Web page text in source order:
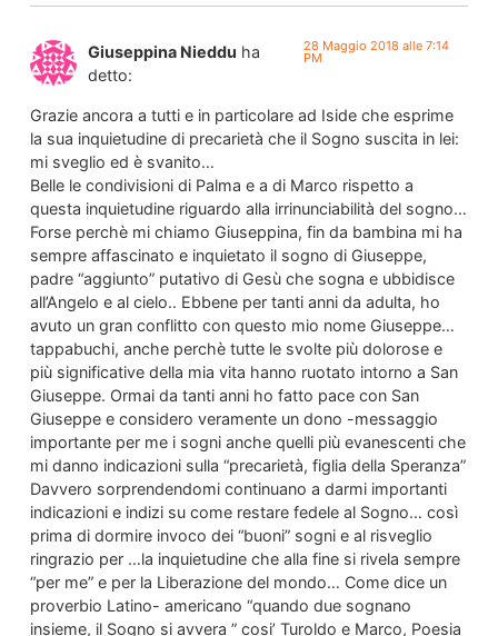
Giuseppina Nieddu ha
detto:
28 Maggio 2018 alle 7:14
PM
Grazie ancora a tutti e in particolare ad Iside che esprime
la sua inquietudine di precarietà che il Sogno suscita in lei:
mi sveglio ed è svanito…
Belle le condivisioni di Palma e a di Marco rispetto a
questa inquietudine riguardo alla irrinunciabilità del sogno…
Forse perchè mi chiamo Giuseppina, fin da bambina mi ha
sempre affascinato e inquietato il sogno di Giuseppe,
padre “aggiunto” putativo di Gesù che sogna e ubbidisce
all’Angelo e al cielo.. Ebbene per tanti anni da adulta, ho
avuto un gran conflitto con questo mio nome Giuseppe…
tappabuchi, anche perchè tutte le svolte più dolorose e
più significative della mia vita hanno ruotato intorno a San
Giuseppe. Ormai da tanti anni ho fatto pace con San
Giuseppe e considero veramente un dono -messaggio
importante per me i sogni anche quelli più evanescenti che
mi danno indicazioni sulla “precarietà, figlia della Speranza”
Davvero sorprendendomi continuano a darmi importanti
indicazioni e indizi su come restare fedele al Sogno… così
prima di dormire invoco dei “buoni” sogni e al risveglio
ringrazio per …la inquietudine che alla fine si rivela sempre
“per me” e per la Liberazione del mondo… Come dice un
proverbio Latino- americano “quando due sognano
insieme, il Sogno si avvera ” cosi’ Turoldo e Marco, Poesia